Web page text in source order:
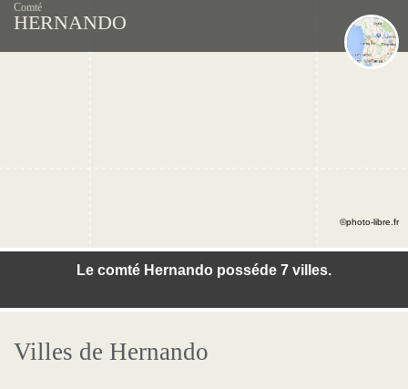
Comté
HERNANDO
Le comté Hernando posséde 7 villes.
©photo-libre.fr
Villes de Hernando